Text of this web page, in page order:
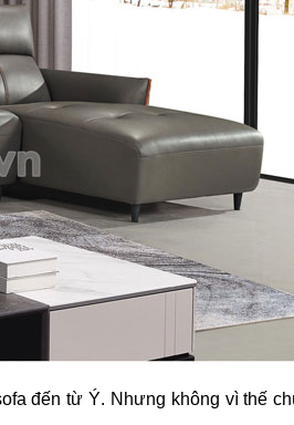
đến từ Ý. Nhưng không vì thế